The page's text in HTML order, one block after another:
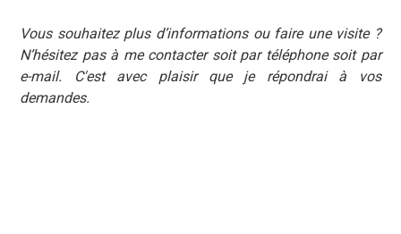
Vous souhaitez plus d’informations ou faire une visite ?
N’hésitez pas à me contacter soit par téléphone soit par
e-mail. C'est avec plaisir que je répondrai à vos
demandes.